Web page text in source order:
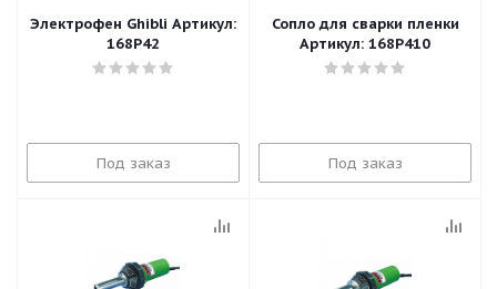
Электрофен Ghibli Артикул:
168P42
Под заказ
Сопло для сварки пленки
Артикул: 168P410
Под заказ